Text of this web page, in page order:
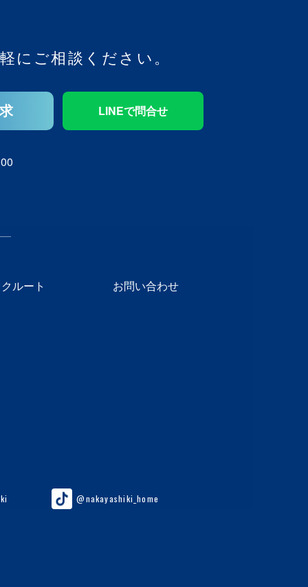
にご相談ください。
LINEで問合せ
ルート お問い合わせ
@nakayashiki_home